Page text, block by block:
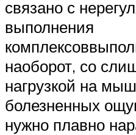
связано с
выполнения
наоборот, со
нагрузкой на
болезненных
нужно плавно